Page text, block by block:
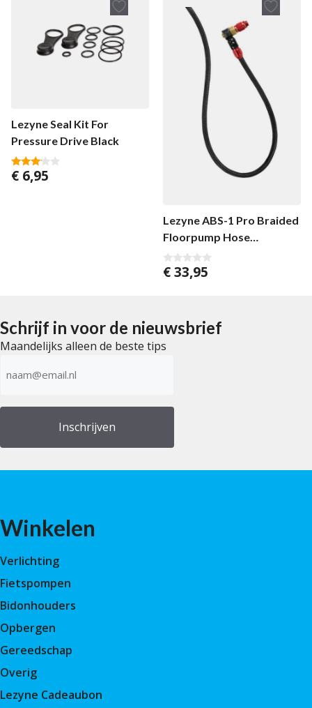
Lezyne Seal Kit For
Pressure Drive Black
3.00
van 5
€ 6,95
Lezyne ABS-1 Pro Braided
Floorpump Hose
Red/Gloss
0
v
€33,95
Schrijf in voor de nieuwsbrief
Maandelijks alleen de beste tips
mailadres
Winkelen
Verlichting
Fietspompen
Bidonhouders
Opbergen
Gereedschap
Overig
Lezyne Cadeaubon